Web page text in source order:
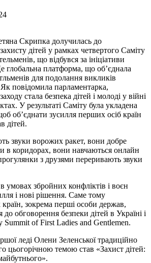
Скрипка долучилась до
дітей у рамках четвертого Саміту
що відбувся за ініціативи
глобальна платформа, що об’єднала
для подолання викликів
повідомила парламентарка,
стала безпека дітей і молоді у війні
У результаті Саміту була укладена
об’єднати зусилля перших осіб країн
дітей.
звуки ворожих ракет, вони добре
в коридорах, вони навчаються онлайн
з друзями переривають звуки
умовах збройних конфліктів і воєн
і нові рішення. Саме тому
зокрема перші особи держав,
до обговорення безпеки дітей в Україні і
Summit of First Ladies and Gentlemen.
леді Олени Зеленської традиційно
цьогорічною темою став «Захист дітей: